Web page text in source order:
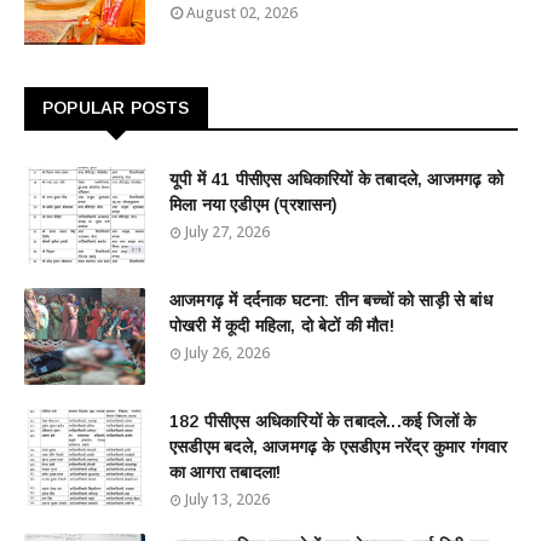
August 02, 2026
POPULAR POSTS
यूपी में 41 पीसीएस अधिकारियों के तबादले, आजमगढ़ को
मिला नया एडीएम (प्रशासन)
July 27, 2026
आजमगढ़ में दर्दनाक घटना: तीन बच्चों को साड़ी से बांध
पोखरी में कूदी महिला, दो बेटों की मौत!
July 26, 2026
182 पीसीएस अधिकारियों के तबादले...कई जिलों के
एसडीएम बदले, आजमगढ़ के एसडीएम नरेंद्र कुमार गंगवार
का आगरा तबादला!
July 13, 2026